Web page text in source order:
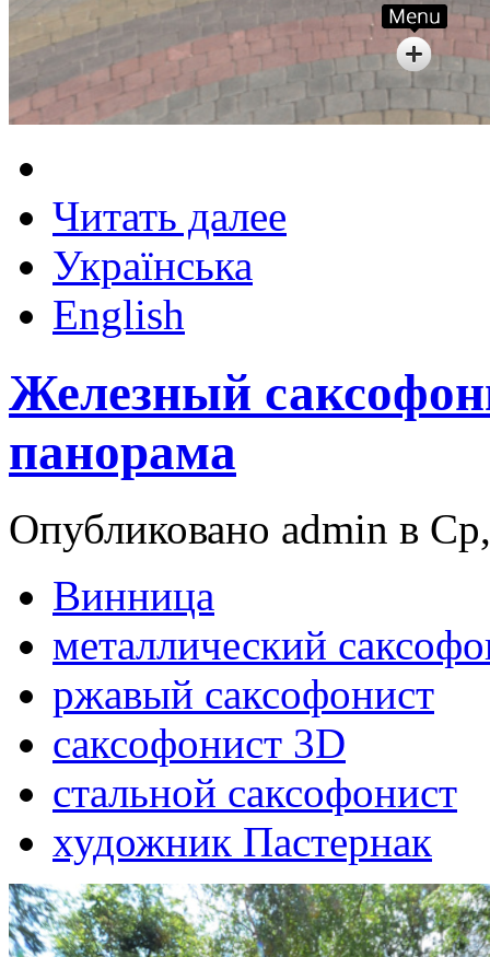
Читать далее
Українська
English
Железный
панорама
Опубликовано admin в
Винница
металлический
ржавый саксофонист
саксофонист 3D
стальной саксофонист
художник Пастернак